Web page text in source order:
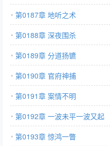
第0187章 地听之术
第0188章 深夜围杀
第0189章 分道扬镳
第0190章 官府神捕
第0191章 案情不明
第0192章 一波未平一波又起
第0193章 惊鸿一瞥